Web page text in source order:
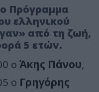
Πρόγραμμα
ελληνικού
από τη ζωή,
5 ετών.
ο Άκης Πάνου,
ο Γρηγόρης